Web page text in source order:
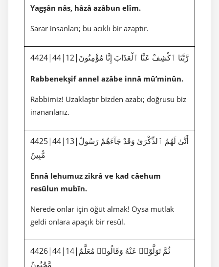
Yagşân nâs, hâzâ azâbun elîm.
Sarar insanları; bu acıklı bir azaptır.
4424|44|12|رَّبَّنَا ٱكْشِفْ عَنَّا ٱلْعَذَابَ إِنَّا مُؤْمِنُونَ
Rabbenekşif annel azâbe innâ mû’minûn.
Rabbimiz! Uzaklaştır bizden azabı; doğrusu biz
inananlarız.
4425|44|13|أَنَّىٰ لَهُمُ ٱلذِّكْرَىٰ وَقَدْ جَآءَهُمْ رَسُولٌ
مُّبِينٌ
Ennâ lehumuz zikrâ ve kad câehum
resûlun mubîn.
Nerede onlar için öğüt almak! Oysa mutlak
geldi onlara apaçık bir resûl.
4426|44|14|ثُمَّ تَوَلَّوْا۟ عَنْهُ وَقَالُوا۟ مُعَلَّمٌ
مَّجْنُونٌ